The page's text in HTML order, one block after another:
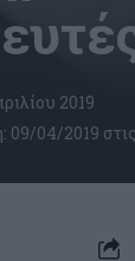
09/04/2019
2019